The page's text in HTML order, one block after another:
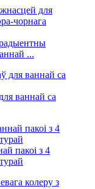
...
ваннай са
пакоі з 4